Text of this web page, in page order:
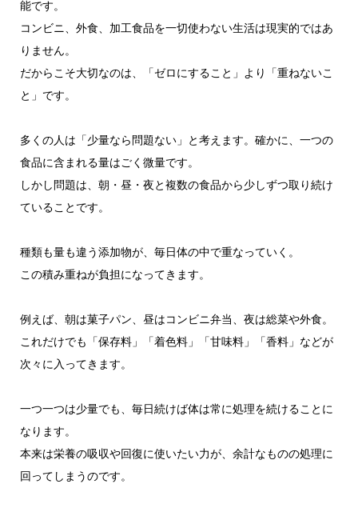
能です。
コンビニ、外食、加工食品を一切使わない生活は現実的ではあ
りません。
だからこそ大切なのは、「ゼロにすること」より「重ねないこ
と」です。
多くの人は「少量なら問題ない」と考えます。確かに、一つの
食品に含まれる量はごく微量です。
しかし問題は、朝・昼・夜と複数の食品から少しずつ取り続け
ていることです。
種類も量も違う添加物が、毎日体の中で重なっていく。
この積み重ねが負担になってきます。
例えば、朝は菓子パン、昼はコンビニ弁当、夜は総菜や外食。
これだけでも「保存料」「着色料」「甘味料」「香料」などが
次々に入ってきます。
一つ一つは少量でも、毎日続けば体は常に処理を続けることに
なります。
本来は栄養の吸収や回復に使いたい力が、余計なものの処理に
回ってしまうのです。